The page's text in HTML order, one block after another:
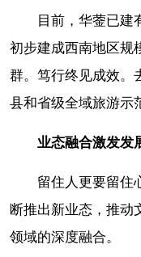
目前，华蓥已建
初步建成西南地区规
群。笃行终见成效。
县和省级全域旅游示
业态融合激发发
留住人更要留住
断推出新业态，推动
领域的深度融合。